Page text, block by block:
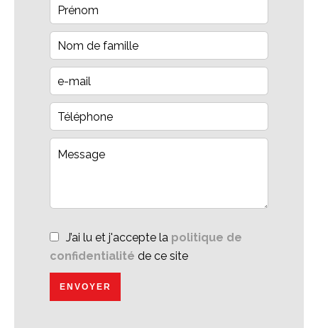
J’ai lu et j'accepte la politique de
confidentialité de ce site
ENVOYER